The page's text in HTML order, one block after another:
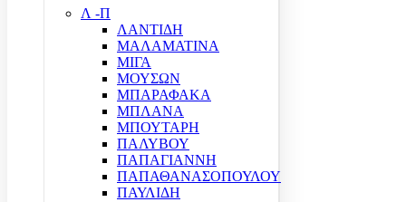
Λ -Π
ΛΑΝΤΙΔΗ
ΜΑΛΑΜΑΤΙΝΑ
ΜΙΓΑ
ΜΟΥΣΩΝ
ΜΠΑΡΑΦΑΚΑ
ΜΠΛΑΝΑ
ΜΠΟΥΤΑΡΗ
ΠΑΛΥΒΟΥ
ΠΑΠΑΓΙΑΝΝΗ
ΠΑΠΑΘΑΝΑΣΟΠΟΥΛΟΥ
ΠΑΥΛΙΔΗ